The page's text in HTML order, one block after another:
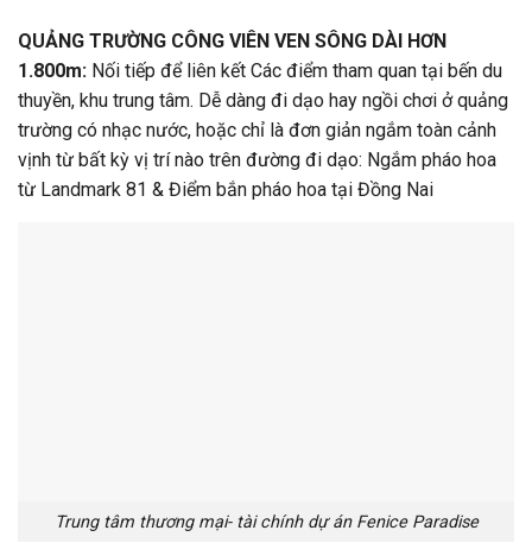
QUẢNG TRƯỜNG CÔNG VIÊN VEN SÔNG DÀI HƠN
1.800m: Nối tiếp để liên kết Các điểm tham quan tại bến du
thuyền, khu trung tâm. Dễ dàng đi dạo hay ngồi chơi ở quảng
trường có nhạc nước, hoặc chỉ là đơn giản ngắm toàn cảnh
vịnh từ bất kỳ vị trí nào trên đường đi dạo: Ngắm pháo hoa
từ Landmark 81 & Điểm bắn pháo hoa tại Đồng Nai
Trung tâm thương mại- tài chính dự án Fenice Paradise